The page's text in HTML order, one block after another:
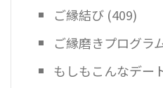
ご縁結び (409)
ご縁磨きプログラ
もしもこんなデー